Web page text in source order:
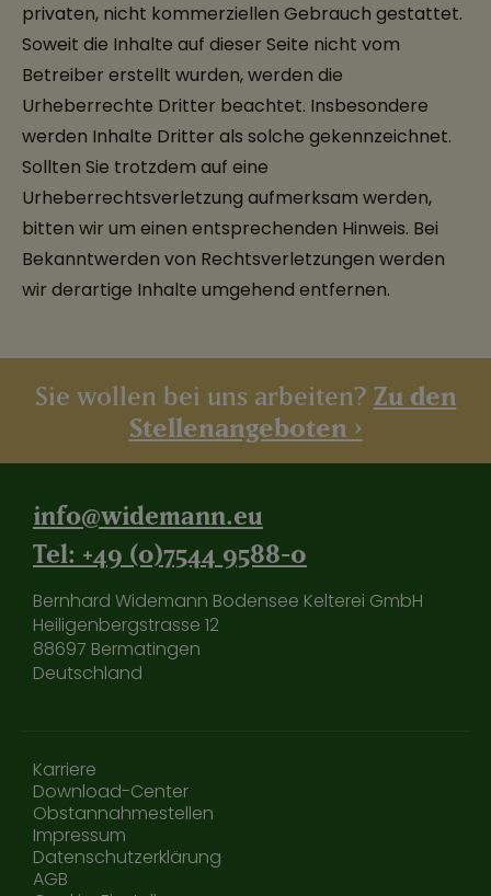
privaten, nicht kommerziellen Gebrauch gestattet.
Soweit die Inhalte auf dieser Seite nicht vom
Betreiber erstellt wurden, werden die
Urheberrechte Dritter beachtet. Insbesondere
werden Inhalte Dritter als solche gekennzeichnet.
Sollten Sie trotzdem auf eine
Urheberrechtsverletzung aufmerksam werden,
bitten wir um einen entsprechenden Hinweis. Bei
Bekanntwerden von Rechtsverletzungen werden
wir derartige Inhalte umgehend entfernen.
Sie wollen bei uns arbeiten? Zu den
Stellenangeboten >
info@widemann.eu
Tel: +49 (0)7544 9588-0
Bernhard Widemann Bodensee Kelterei GmbH
Heiligenbergstrasse 12
88697 Bermatingen
Deutschland
Karriere
Download-Center
Obstannahmestellen
Impressum
Datenschutzerklärung
AGB